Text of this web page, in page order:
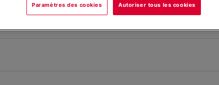
Paramètres des cookies Autoriser tous les cookies